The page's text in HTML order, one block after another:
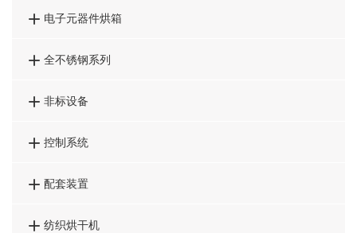
 电子元器件烘箱
 全不锈钢系列
 非标设备
 控制系统
 配套装置
 纺织烘干机